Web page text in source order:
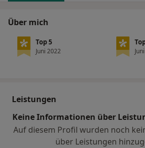
Über mich
Top 5
Juni 2022
Leistungen
Keine Informationen über
Auf diesem Profil wurden noch
über Leistungen